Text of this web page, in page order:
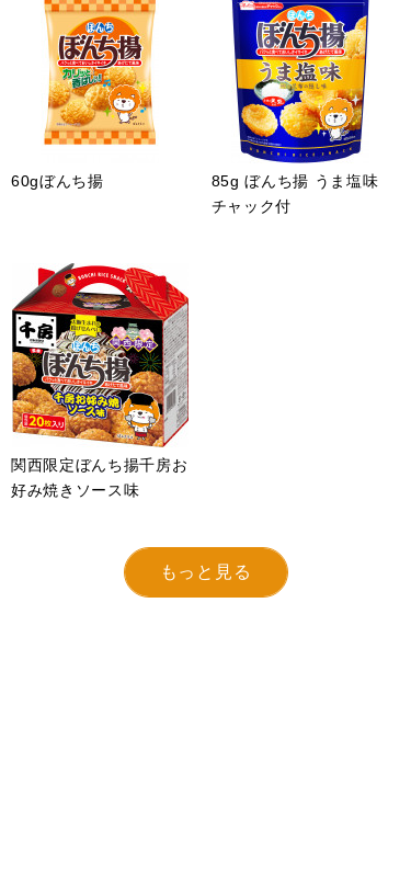
60gぼんち揚
85g ぼんち揚 うま塩味
チャック付
関西限定ぼんち揚千房お
好み焼きソース味
もっと見る